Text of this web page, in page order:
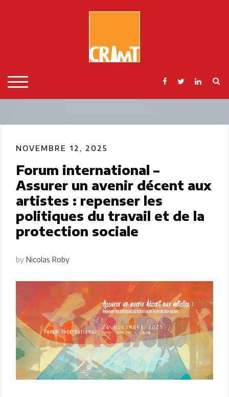
TOGGLE MOBILE MENU
NOVEMBRE 12, 2025
Forum international –
Assurer un avenir décent aux
artistes : repenser les
politiques du travail et de la
protection sociale
by Nicolas Roby